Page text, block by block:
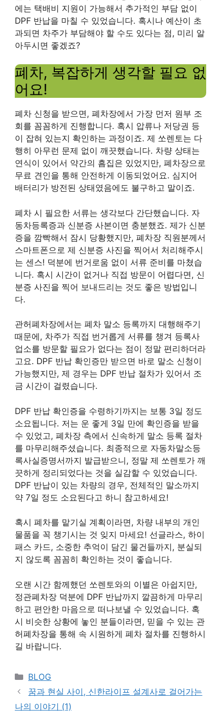
에는 택배비 지원이 가능해서 추가적인 부담 없이
DPF 반납을 마칠 수 있었습니다. 혹시나 예산이 초
과되면 차주가 부담해야 할 수도 있다는 점, 미리 알
아두시면 좋겠죠?
폐차, 복잡하게 생각할 필요 없
어요!
폐차 신청을 받으면, 폐차장에서 가장 먼저 원부 조
회를 꼼꼼하게 진행합니다. 혹시 압류나 저당권 등
이 잡혀 있는지 확인하는 과정이죠. 제 쏘렌토는 다
행히 아무런 문제 없이 깨끗했습니다. 차량 상태는
연식이 있어서 약간의 흠집은 있었지만, 폐차장으로
무료 견인을 통해 안전하게 이동되었어요. 심지어
배터리가 방전된 상태였음에도 불구하고 말이죠.
폐차 시 필요한 서류는 생각보다 간단했습니다. 자
동차등록증과 신분증 사본이면 충분했죠. 제가 신분
증을 깜빡해서 잠시 당황했지만, 폐차장 직원분께서
스마트폰으로 제 신분증 사진을 찍어서 처리해주시
는 센스! 덕분에 번거로움 없이 서류 준비를 마쳤습
니다. 혹시 시간이 없거나 직접 방문이 어렵다면, 신
분증 사진을 찍어 보내드리는 것도 좋은 방법입니
다.
관허폐차장에서는 폐차 말소 등록까지 대행해주기
때문에, 차주가 직접 번거롭게 서류를 챙겨 등록사
업소를 방문할 필요가 없다는 점이 정말 편리하더라
고요. DPF 반납 확인증만 받으면 바로 말소 신청이
가능했지만, 제 경우는 DPF 반납 절차가 있어서 조
금 시간이 걸렸습니다.
DPF 반납 확인증을 수령하기까지는 보통 3일 정도
소요됩니다. 저는 운 좋게 3일 만에 확인증을 받을
수 있었고, 폐차장 측에서 신속하게 말소 등록 절차
를 마무리해주셨습니다. 최종적으로 자동차말소등
록사실증명서까지 발급받으니, 정말 제 쏘렌토가 깨
끗하게 정리되었다는 것을 실감할 수 있었습니다.
DPF 반납이 있는 차량의 경우, 전체적인 말소까지
약 7일 정도 소요된다고 하니 참고하세요!
혹시 폐차를 맡기실 계획이라면, 차량 내부의 개인
물품을 꼭 챙기시는 것 잊지 마세요! 선글라스, 하이
패스 카드, 소중한 추억이 담긴 물건들까지, 분실되
지 않도록 꼼꼼히 확인하는 것이 좋습니다.
오랜 시간 함께했던 쏘렌토와의 이별은 아쉽지만,
정관폐차장 덕분에 DPF 반납까지 깔끔하게 마무리
하고 편안한 마음으로 떠나보낼 수 있었습니다. 혹
시 비슷한 상황에 놓인 분들이라면, 믿을 수 있는 관
허폐차장을 통해 속 시원하게 폐차 절차를 진행하시
길 바랍니다.
Categories
BLOG
꿈과 현실 사이, 신한라이프 설계사로 걸어가는
나의 이야기 (1)